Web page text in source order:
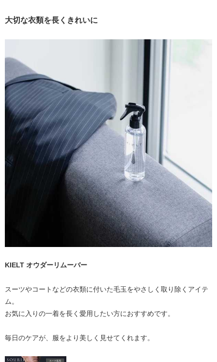
大切な衣類を長くきれいに
KIELT オウダーリムーバー
スーツやコートなどの衣類に付いた毛玉をやさしく取り除くアイテ
ム。
お気に入りの一着を長く愛用したい方におすすめです。
毎日のケアが、服をより美しく見せてくれます。